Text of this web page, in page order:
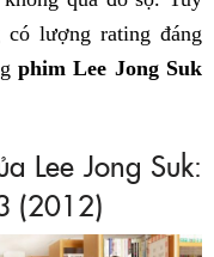
có lượng rating đáng
phim Lee Jong Suk
Lee Jong Suk:
(2012)